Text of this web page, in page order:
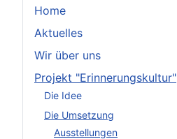
Home
Aktuelles
Wir über uns
Projekt "Erinnerungskultur"
Die Idee
Die Umsetzung
Ausstellungen